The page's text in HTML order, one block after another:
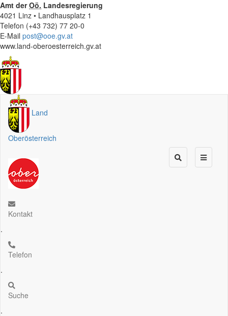
Amt derOö. Landesregierung
4021 Linz • Landhausplatz 1
Telefon (+43 732) 77 20-0
E-Mail post@ooe.gv.at
www.land-oberoesterreich.gv.at
Land
Oberösterreich
Kontakt
.
Telefon
.
Suche
.